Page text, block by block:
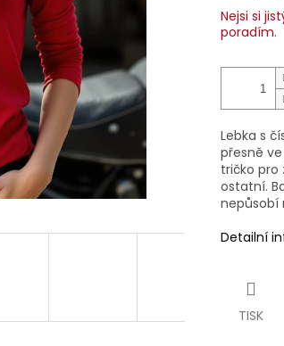
Nejsi si
poradím.
Lebka s
přesně
tričko pro
ostatní.
nepůsobí
Detailní
TISK